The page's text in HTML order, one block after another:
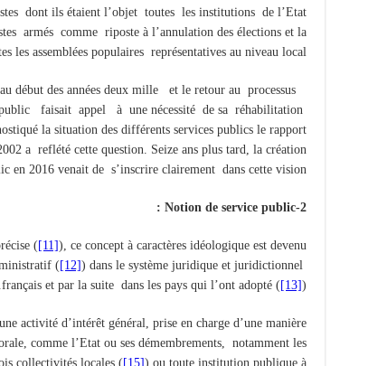
dont ils étaient l’objet toutes les institutions de l’Etat
armés comme riposte à l’annulation des élections et la
les assemblées populaires représentatives au niveau local .
début des années deux mille et le retour au processus
faisait appel à une nécessité de sa réhabilitation
la situation des différents services publics le rapport
a reflété cette question. Seize ans plus tard, la création
en 2016 venait de s’inscrire clairement dans cette vision.
2-Notion de service public :
([11]), ce concept à caractères idéologique est devenu
([12]) dans le système juridique et juridictionnel
français et par la suite dans les pays qui l’ont adopté ([13]).
activité d’intérêt général, prise en charge d’une manière
comme l’Etat ou ses démembrements, notamment les
collectivités locales ([15]) ou toute institution publique à